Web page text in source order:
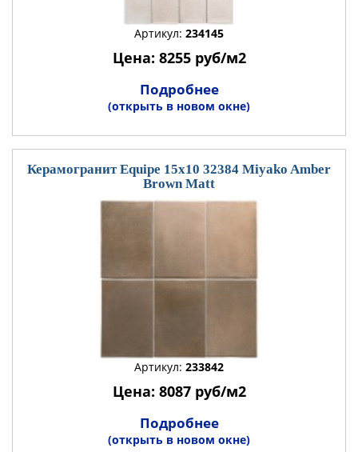
Артикул: 234145
Цена: 8255 руб/м2
Подробнее
(открыть в новом окне)
Керамогранит Equipe 15x10 32384 Miyako Amber
Brown Matt
Артикул: 233842
Цена: 8087 руб/м2
Подробнее
(открыть в новом окне)